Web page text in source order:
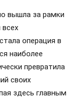
вышла за рамки
операция в
наиболее
превратила
своих
здесь главным